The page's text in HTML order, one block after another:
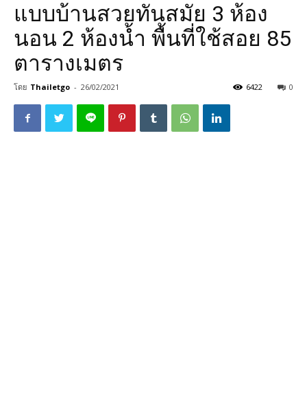
แบบบ้านสวยทันสมัย 3 ห้อง
นอน 2 ห้องน้ำ พื้นที่ใช้สอย 85
ตารางเมตร
โดย Thailetgo - 26/02/2021 0
6422